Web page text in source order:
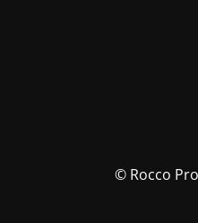
© Rocco